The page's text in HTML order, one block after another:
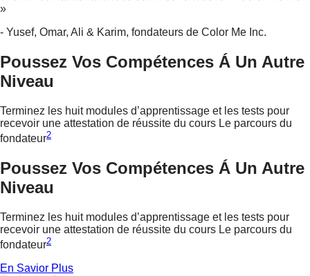
»
- Yusef, Omar, Ali & Karim, fondateurs de Color Me Inc.
Poussez Vos Compétences Á Un Autre
Niveau
Terminez les huit modules d’apprentissage et les tests pour
recevoir une attestation de réussite du cours Le parcours du
fondateur2
Poussez Vos Compétences Á Un Autre
Niveau
Terminez les huit modules d’apprentissage et les tests pour
recevoir une attestation de réussite du cours Le parcours du
fondateur2
En Savior Plus